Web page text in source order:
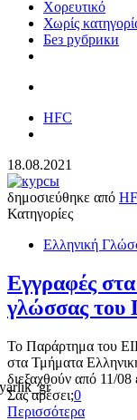
Χορευτικό
Χωρίς
Без рубрики
HFC
18.08.2021
δημοσιεύθηκε από
Κατηγορίες
Ελληνική
Εγγραφές
γλώσσας του
Το Παράρτημα του
στα Τμήματα
διεξαχθούν από 11/
Σας αρέσει;0
Περισσότερα